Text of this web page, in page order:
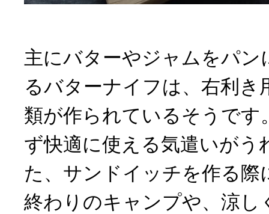
主にバターやジャムをパン
るバターナイフは、右利き
類が作られているそうです
ず快適に使える気遣いがう
た、サンドイッチを作る際
終わりのキャンプや、涼し